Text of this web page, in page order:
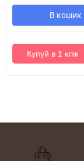
В кошик
Купуй в 1 клік